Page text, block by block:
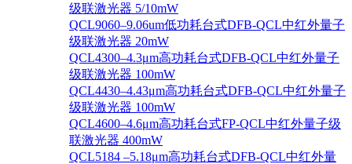
级联激光器 5/10mW
QCL9060–9.06um低功耗台式DFB-QCL中红外量子
级联激光器 20mW
QCL4300–4.3μm高功耗台式DFB-QCL中红外量子
级联激光器 100mW
QCL4430–4.43μm高功耗台式DFB-QCL中红外量子
级联激光器 100mW
QCL4600–4.6μm高功耗台式FP-QCL中红外量子级
联激光器 400mW
QCL5184 –5.18μm高功耗台式DFB-QCL中红外量